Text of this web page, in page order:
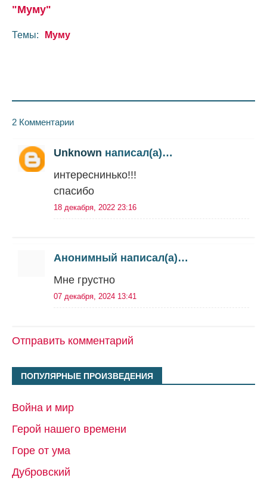
"Муму"
Темы: Муму
2 Комментарии
Unknown написал(а)…
интереснинько!!!
спасибо
18 декабря, 2022 23:16
Анонимный написал(а)…
Мне грустно
07 декабря, 2024 13:41
Отправить комментарий
ПОПУЛЯРНЫЕ ПРОИЗВЕДЕНИЯ
Война и мир
Герой нашего времени
Горе от ума
Дубровский